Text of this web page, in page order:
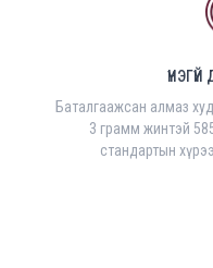
Баталгаажсан алмаз
3 грамм жинтэй
стандартын